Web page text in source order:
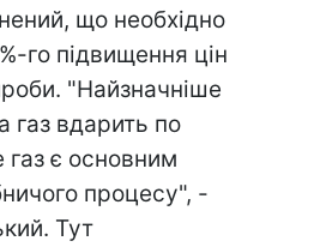
що необхідно
го підвищення цін
"Найзначніше
газ вдарить по
газ є основним
процесу", -
Тут